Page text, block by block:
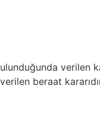
verilen
beraat